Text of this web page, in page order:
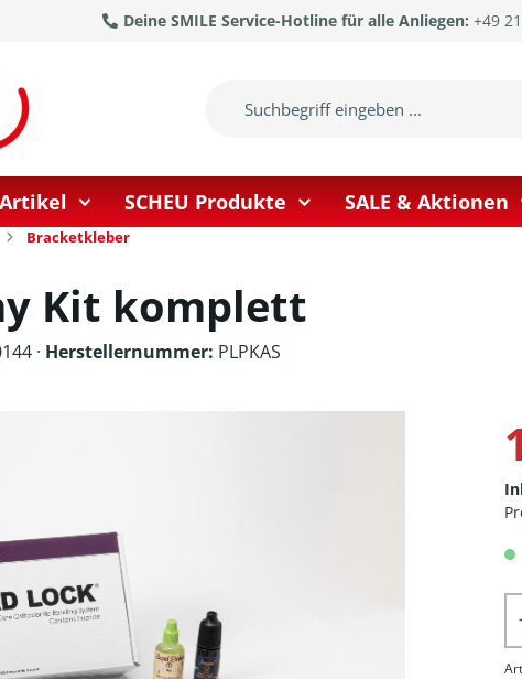
Deine SMILE Service-Hotline für alle Anliegen: +49
SCHEU Produkte SALE & Aktionen
Bracketkleber
Kit komplett
· Herstellernummer: PLPKAS